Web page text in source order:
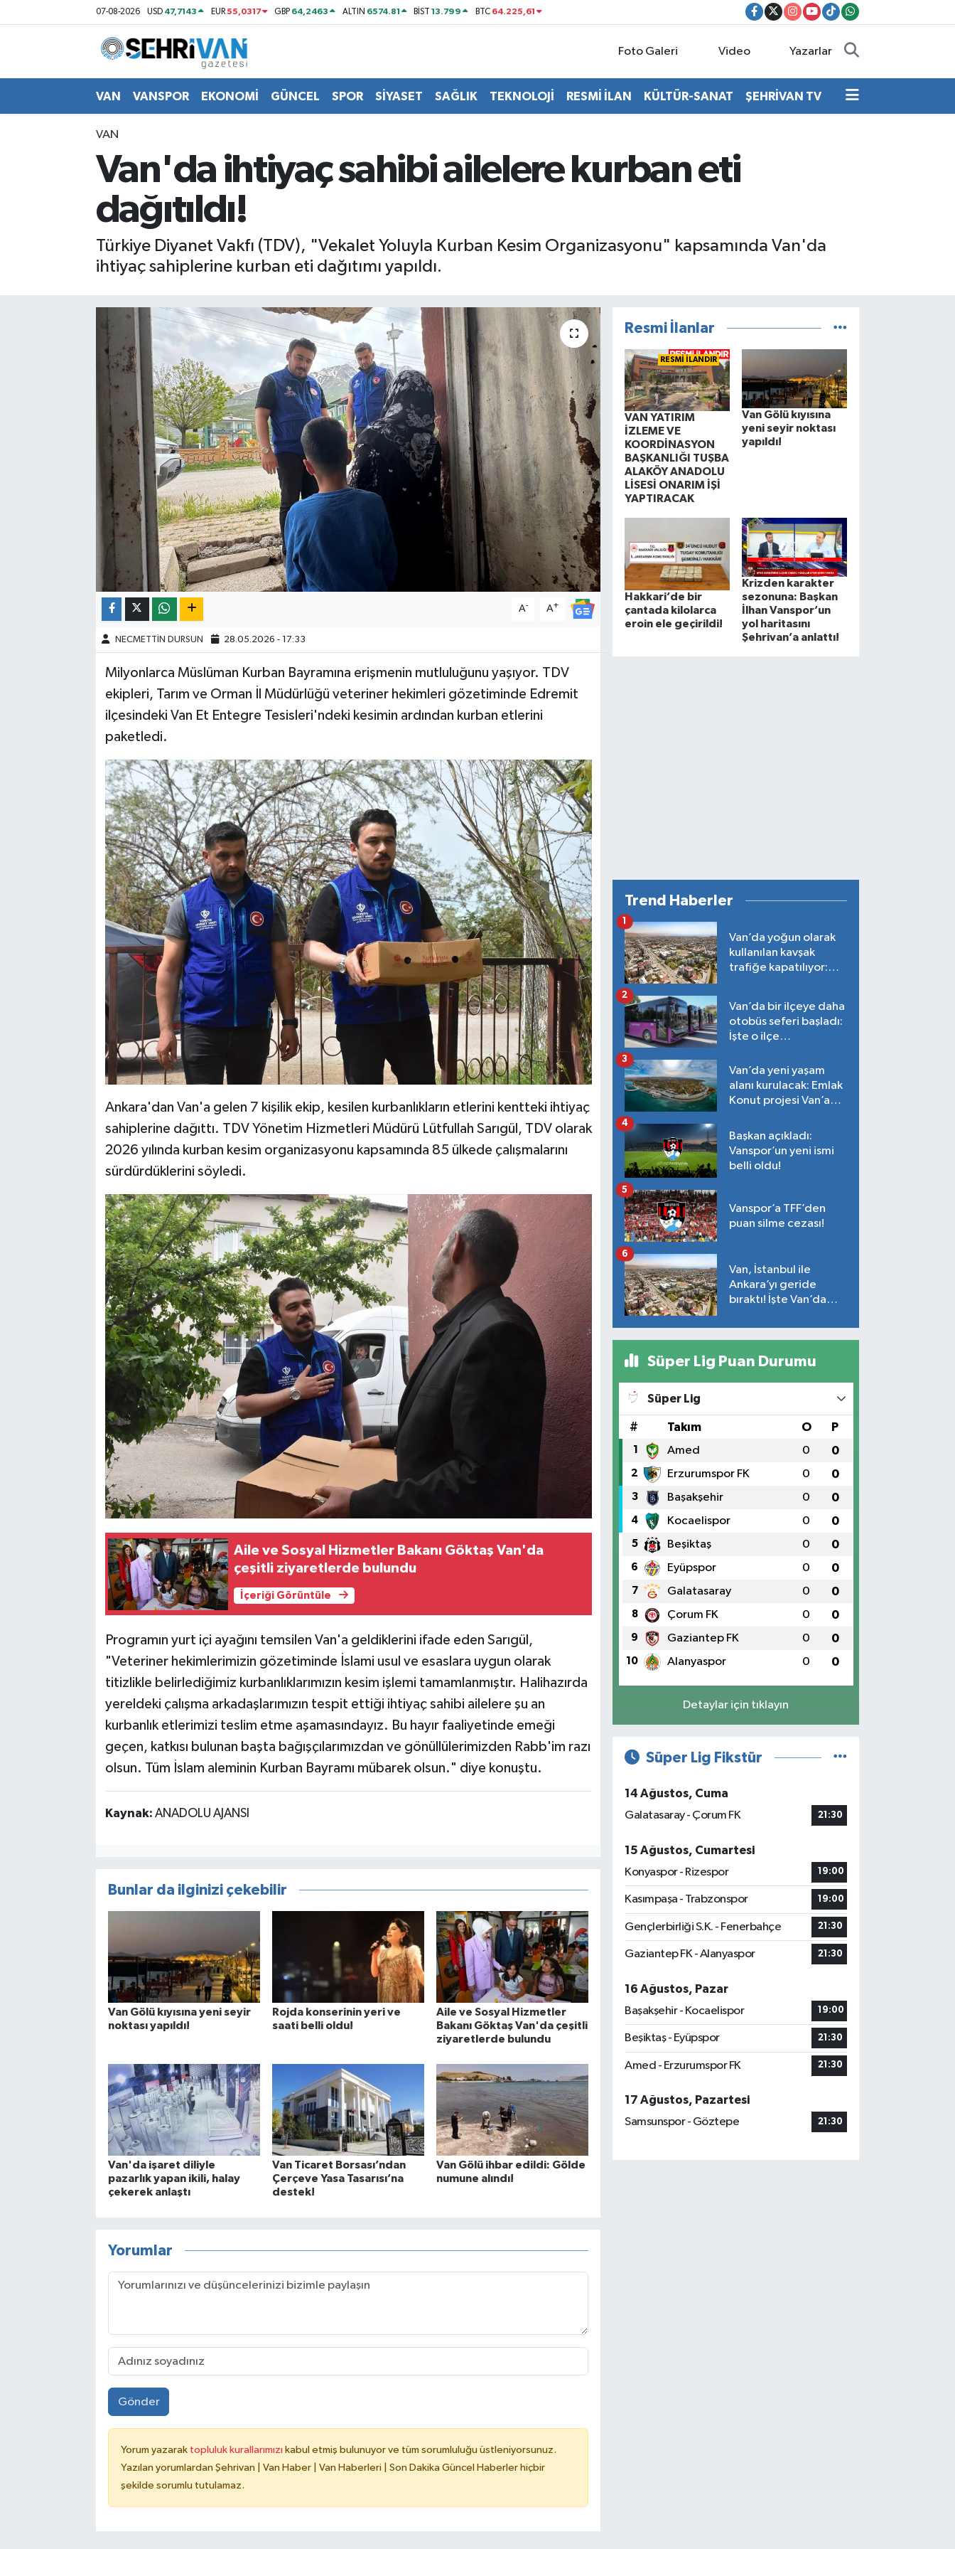
07-08-2026 USD 47,7143 EUR55,0317 GBP 64,2463 ALTIN 6574.81 BİST13.799 BTC 64.225,61
Foto Galeri Video Yazarlar
VAN VANSPOR EKONOMİ GÜNCEL SPOR SİYASET SAĞLIK TEKNOLOJİ RESMİ İLAN KÜLTÜR-SANAT ŞEHRİVAN TV
VAN
Van'da ihtiyaç sahibi ailelere kurban eti
dağıtıldı!
Türkiye Diyanet Vakfı (TDV), "Vekalet Yoluyla Kurban Kesim Organizasyonu" kapsamında Van'da
ihtiyaç sahiplerine kurban eti dağıtımı yapıldı.
A- A+
NECMETTİN DURSUN 28.05.2026 - 17:33
Milyonlarca Müslüman Kurban Bayramına erişmenin mutluluğunu yaşıyor. TDV
ekipleri, Tarım ve Orman İl Müdürlüğü veteriner hekimleri gözetiminde Edremit
ilçesindeki Van Et Entegre Tesisleri'ndeki kesimin ardından kurban etlerini
paketledi.
Ankara'dan Van'a gelen 7 kişilik ekip, kesilen kurbanlıkların etlerini kentteki ihtiyaç
sahiplerine dağıttı. TDV Yönetim Hizmetleri Müdürü Lütfullah Sarıgül, TDV olarak
2026 yılında kurban kesim organizasyonu kapsamında 85 ülkede çalışmalarını
sürdürdüklerini söyledi.
Aile ve Sosyal Hizmetler Bakanı Göktaş Van'da
çeşitli ziyaretlerde bulundu
İçeriği Görüntüle
Programın yurt içi ayağını temsilen Van'a geldiklerini ifade eden Sarıgül,
"Veteriner hekimlerimizin gözetiminde İslami usul ve esaslara uygun olarak
titizlikle belirlediğimiz kurbanlıklarımızın kesim işlemi tamamlanmıştır. Halihazırda
yereldeki çalışma arkadaşlarımızın tespit ettiği ihtiyaç sahibi ailelere şu an
kurbanlık etlerimizi teslim etme aşamasındayız. Bu hayır faaliyetinde emeği
geçen, katkısı bulunan başta bağışçılarımızdan ve gönüllülerimizden Rabb'im razı
olsun. Tüm İslam aleminin Kurban Bayramı mübarek olsun." diye konuştu.
Kaynak: ANADOLU AJANSI
Bunlar da ilginizi çekebilir
Van Gölü kıyısına yeni seyir
noktası yapıldı!
Rojda konserinin yeri ve
saati belli oldu!
Aile ve Sosyal Hizmetler
Bakanı Göktaş Van'da çeşitli
ziyaretlerde bulundu
Van'da işaret diliyle
pazarlık yapan ikili, halay
çekerek anlaştı
Van Ticaret Borsası’ndan
Çerçeve Yasa Tasarısı’na
destek!
Van Gölü ihbar edildi: Gölde
numune alındı!
Yorumlar
Gönder
Yorum yazarak topluluk kurallarımızı kabul etmiş bulunuyor ve tüm sorumluluğu üstleniyorsunuz.
Yazılan yorumlardan Şehrivan | Van Haber | Van Haberleri | Son Dakika Güncel Haberler hiçbir
şekilde sorumlu tutulamaz.
Resmi İlanlar
RESMİ İLANDIR
VAN YATIRIM
İZLEME VE
KOORDİNASYON
BAŞKANLIĞI TUŞBA
ALAKÖY ANADOLU
LİSESİ ONARIM İŞİ
YAPTIRACAK
Van Gölü kıyısına
yeni seyir noktası
yapıldı!
Hakkari’de bir
çantada kilolarca
eroin ele geçirildi!
Krizden karakter
sezonuna: Başkan
İlhan Vanspor’un
yol haritasını
Şehrivan’a anlattı!
Trend Haberler
Van’da yoğun olarak
kullanılan kavşak
trafiğe kapatılıyor:
1
Van’da bir ilçeye daha
otobüs seferi başladı:
İşte o ilçe…
2
Van’da yeni yaşam
alanı kurulacak: Emlak
Konut projesi Van’a
3
Başkan açıkladı:
Vanspor’un yeni ismi
belli oldu!
4
Vanspor’a TFF’den
puan silme cezası!
5
Van, İstanbul ile
Ankara’yı geride
bıraktı! İşte Van’da
6
Süper Lig Puan Durumu
Süper Lig
# Takım O P
1 Amed 0 0
2 Erzurumspor FK 0 0
3 Başakşehir 0 0
4 Kocaelispor 0 0
5 Beşiktaş 0 0
6 Eyüpspor 0 0
7 Galatasaray 0 0
8 Çorum FK 0 0
9 Gaziantep FK 0 0
10 Alanyaspor 0 0
Detaylar için tıklayın
Süper Lig Fikstür
14 Ağustos, Cuma
Galatasaray - Çorum FK
21:30
15 Ağustos, Cumartesi
Konyaspor - Rizespor
19:00
Kasımpaşa - Trabzonspor 19:00
Gençlerbirliği S.K. - Fenerbahçe 21:30
Gaziantep FK - Alanyaspor 21:30
16 Ağustos, Pazar
Başakşehir - Kocaelispor
19:00
Beşiktaş - Eyüpspor 21:30
Amed - Erzurumspor FK 21:30
17 Ağustos, Pazartesi
Samsunspor - Göztepe
21:30
Van Nöbetçi Eczaneler
Van Hava Durumu
Van Trafik Yoğunluk Haritası
Süper Lig Puan Durumu ve Fikstür
Son Dakika Haberleri
Haber Arşivi